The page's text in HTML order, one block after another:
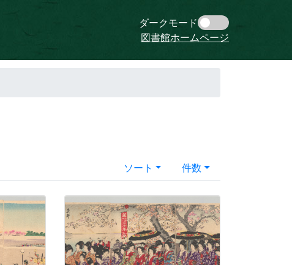
ダークモード
図書館ホームページ
ソート 件数